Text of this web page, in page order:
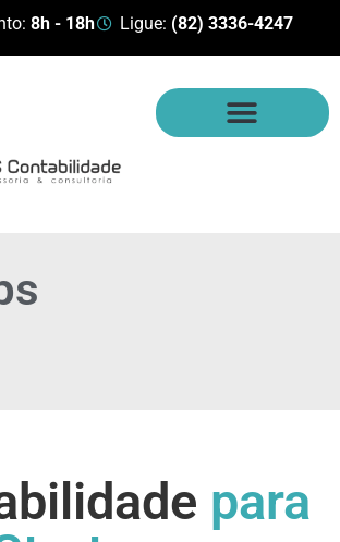
8h - 18h Ligue: (82) 3336-4247
para